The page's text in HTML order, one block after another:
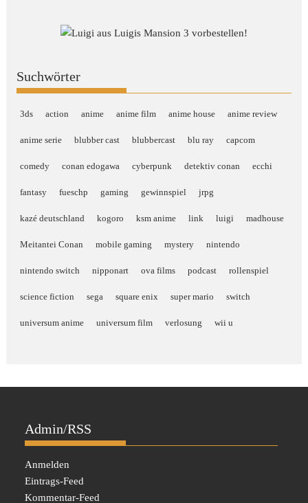
Suchwörter
3ds action anime anime film anime house anime review
anime serie blubber cast blubbercast blu ray capcom
comedy conan edogawa cyberpunk detektiv conan ecchi
fantasy fueschp gaming gewinnspiel jrpg
kazé deutschland kogoro ksm anime link luigi madhouse
Meitantei Conan mobile gaming mystery nintendo
nintendo switch nipponart ova films podcast rollenspiel
science fiction sega square enix super mario switch
universum anime universum film verlosung wii u
Admin/RSS
Anmelden
Eintrags-Feed
Kommentar-Feed